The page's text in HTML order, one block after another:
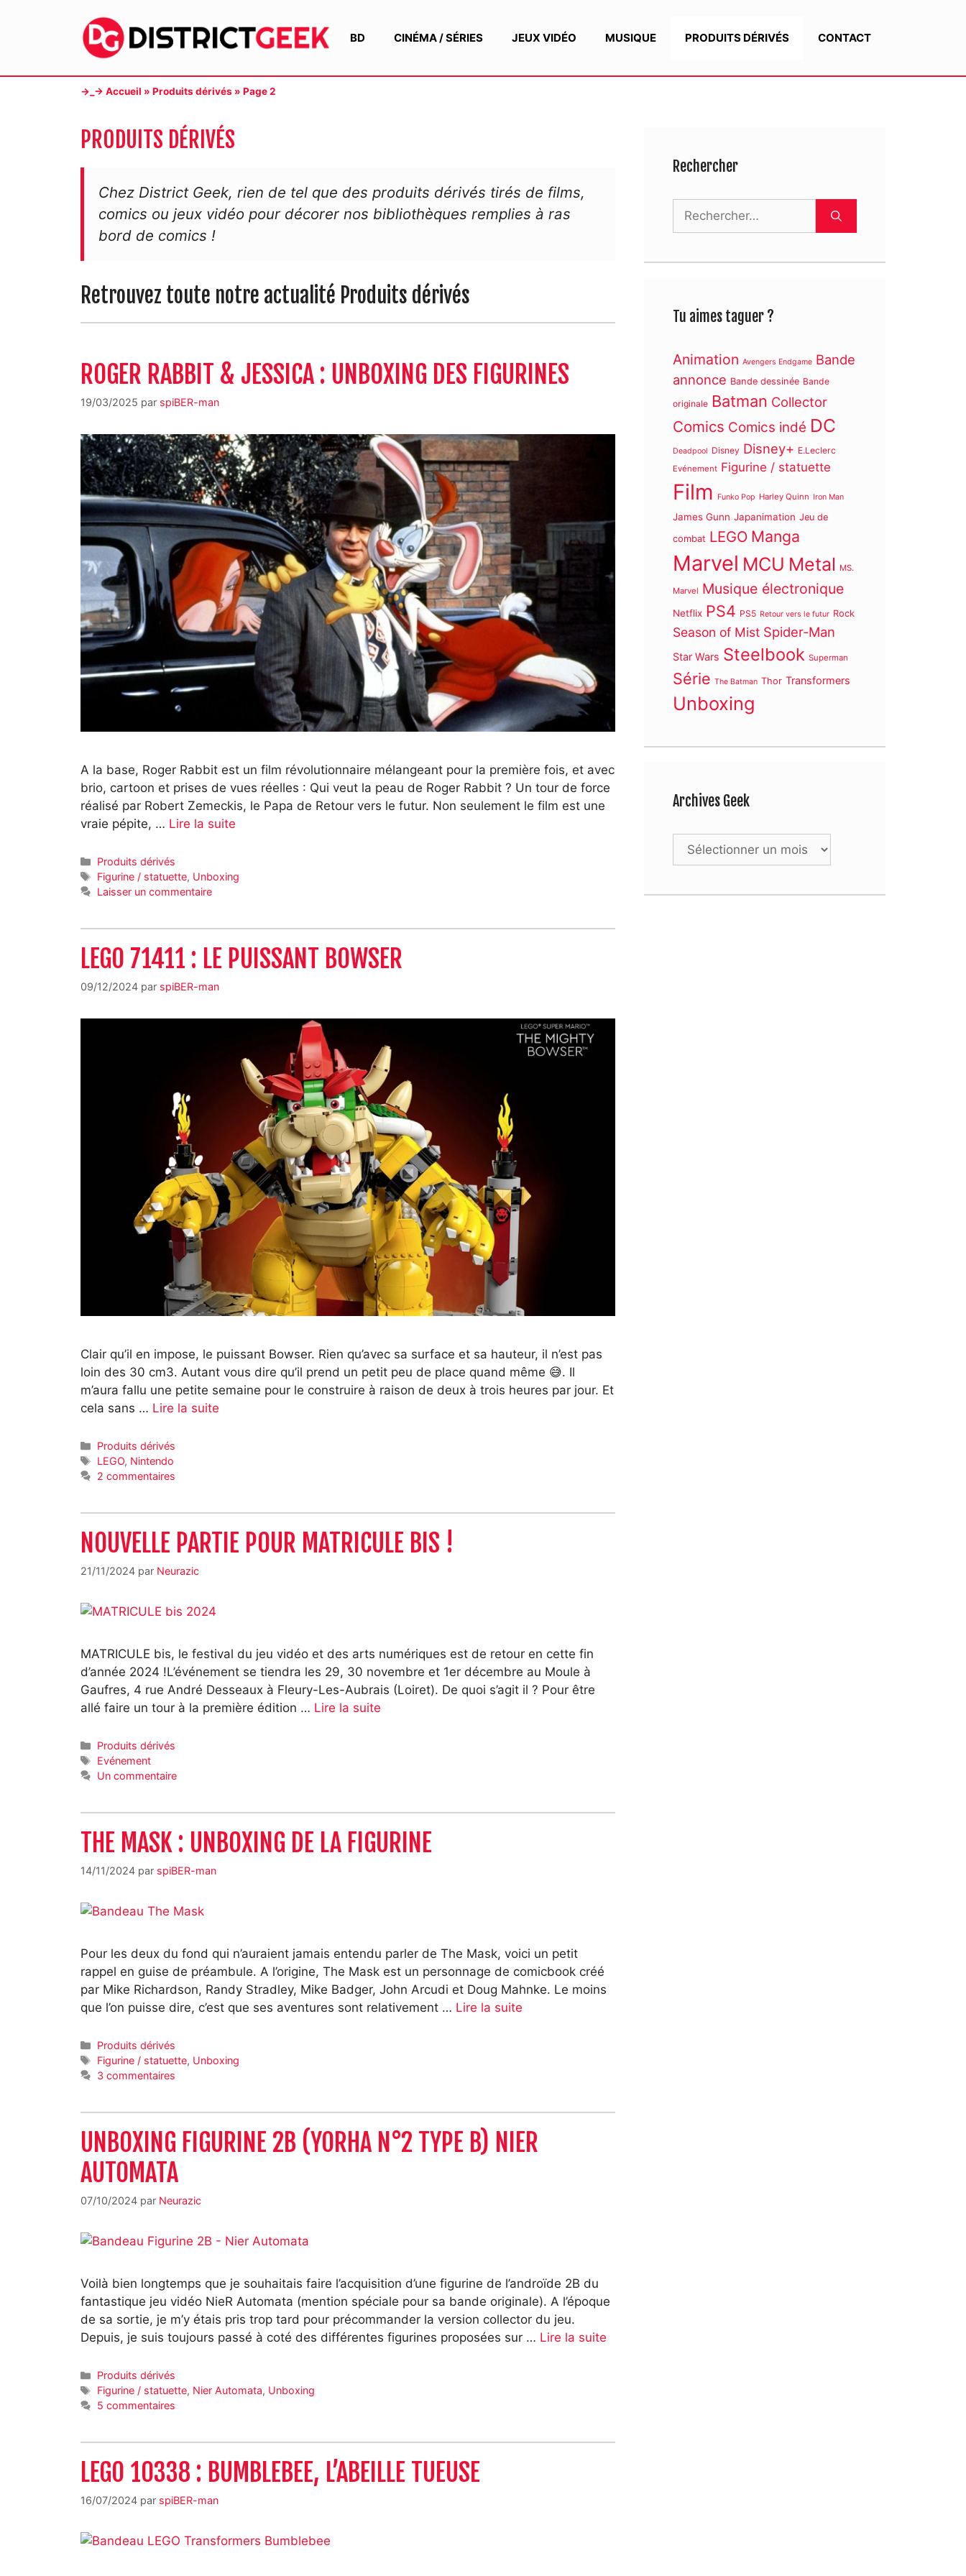
BD CINÉMA / SÉRIES JEUX VIDÉO MUSIQUE PRODUITS DÉRIVÉS CONTACT
→_→ Accueil » Produits dérivés » Page 2
PRODUITS DÉRIVÉS
Chez District Geek, rien de tel que des produits dérivés tirés de films,
comics ou jeux vidéo pour décorer nos bibliothèques remplies à ras
bord de comics !
Retrouvez toute notre actualité Produits dérivés
ROGER RABBIT & JESSICA : UNBOXING DES FIGURINES
19/03/2025 par spiBER-man
A la base, Roger Rabbit est un film révolutionnaire mélangeant pour la première fois, et avec
brio, cartoon et prises de vues réelles : Qui veut la peau de Roger Rabbit ? Un tour de force
réalisé par Robert Zemeckis, le Papa de Retour vers le futur. Non seulement le film est une
vraie pépite, … Lire la suite
Catégories
Produits dérivés
Étiquettes
Figurine / statuette, Unboxing
Laisser un commentaire
LEGO 71411 : LE PUISSANT BOWSER
09/12/2024 par spiBER-man
Clair qu’il en impose, le puissant Bowser. Rien qu’avec sa surface et sa hauteur, il n’est pas
loin des 30 cm3. Autant vous dire qu’il prend un petit peu de place quand même 😅. Il
m’aura fallu une petite semaine pour le construire à raison de deux à trois heures par jour. Et
cela sans … Lire la suite
Catégories
Produits dérivés
Étiquettes
LEGO, Nintendo
2 commentaires
NOUVELLE PARTIE POUR MATRICULE BIS !
21/11/2024 par Neurazic
MATRICULE bis, le festival du jeu vidéo et des arts numériques est de retour en cette fin
d’année 2024 !L’événement se tiendra les 29, 30 novembre et 1er décembre au Moule à
Gaufres, 4 rue André Desseaux à Fleury-Les-Aubrais (Loiret). De quoi s’agit il ? Pour être
allé faire un tour à la première édition … Lire la suite
Catégories
Produits dérivés
Étiquettes
Evénement
Un commentaire
THE MASK : UNBOXING DE LA FIGURINE
14/11/2024 par spiBER-man
Pour les deux du fond qui n’auraient jamais entendu parler de The Mask, voici un petit
rappel en guise de préambule. A l’origine, The Mask est un personnage de comicbook créé
par Mike Richardson, Randy Stradley, Mike Badger, John Arcudi et Doug Mahnke. Le moins
que l’on puisse dire, c’est que ses aventures sont relativement … Lire la suite
Catégories
Produits dérivés
Étiquettes
Figurine / statuette, Unboxing
3 commentaires
UNBOXING FIGURINE 2B (YORHA N°2 TYPE B) NIER
AUTOMATA
07/10/2024 par Neurazic
Voilà bien longtemps que je souhaitais faire l’acquisition d’une figurine de l’androïde 2B du
fantastique jeu vidéo NieR Automata (mention spéciale pour sa bande originale). A l’époque
de sa sortie, je m’y étais pris trop tard pour précommander la version collector du jeu.
Depuis, je suis toujours passé à coté des différentes figurines proposées sur … Lire la suite
Catégories
Produits dérivés
Étiquettes
Figurine / statuette, Nier Automata, Unboxing
5 commentaires
LEGO 10338 : BUMBLEBEE, L’ABEILLE TUEUSE
16/07/2024 par spiBER-man
Rechercher
Rechercher :
Tu aimes taguer ?
Animation Avengers Endgame Bande
annonce Bande dessinée Bande
originale Batman Collector
Comics Comics indé DC
Deadpool Disney Disney+ E.Leclerc
Evénement Figurine / statuette
Film Funko Pop Harley Quinn Iron Man
James Gunn Japanimation Jeu de
combat LEGO Manga
Marvel MCU Metal MS.
Marvel Musique électronique
Netflix PS4 PS5 Retour vers le futur Rock
Season of Mist Spider-Man
Star Wars Steelbook Superman
Série The Batman Thor Transformers
Unboxing
Archives Geek
Archives